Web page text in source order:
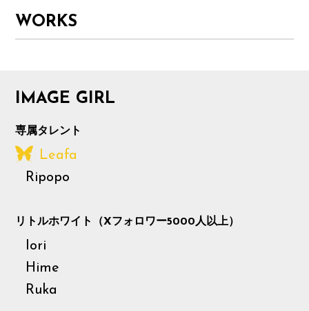
WORKS
IMAGE GIRL
専属タレント
Leafa
Ripopo
リトルホワイト（Xフォロワー5000人以上）
Iori
Hime
Ruka